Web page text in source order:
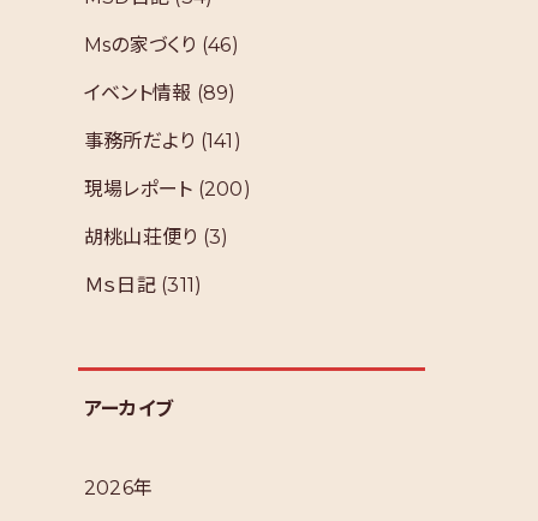
Msの家づくり (46)
イベント情報 (89)
事務所だより (141)
現場レポート (200)
胡桃山荘便り (3)
Ｍｓ日記(311)
アーカイブ
2026年